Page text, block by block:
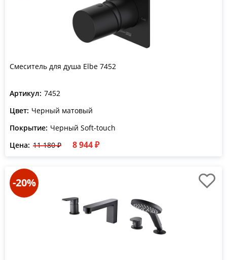
Смеситель для душа Elbe 7452
Артикул: 7452
Цвет: Черный матовый
Покрытие: Черный Soft-touch
Цена: 11 180 ₽ 8 944 ₽
-20%